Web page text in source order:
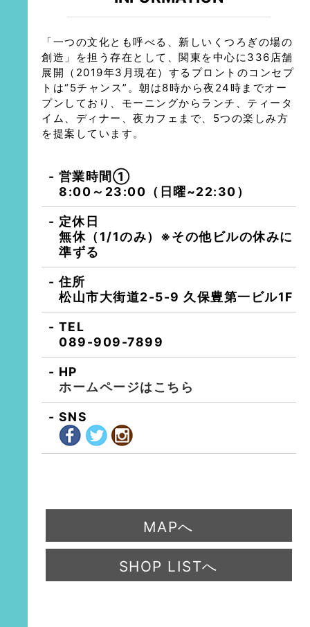
「一つの文化とも呼べる、新しいくつろぎの場の
創造」を担う存在として、関東を中心に336店舗
展開（2019年3月現在）するプロントのコンセプ
トは“5チャンス”。朝は8時から夜24時までオー
プンしており、モーニングからランチ、ティータ
イム、ディナー、夜カフェまで、5つの楽しみ方
を提案しています。
営業時間①
8:00～23:00（日曜~22:30）
定休日
無休（1/1のみ）※その他ビルの休みに
準ずる
住所
松山市大街道2-5-9 久保豊第一ビル1F
TEL
089-909-7899
HP
ホームページはこちら
SNS
MAPへ
SHOP LISTへ